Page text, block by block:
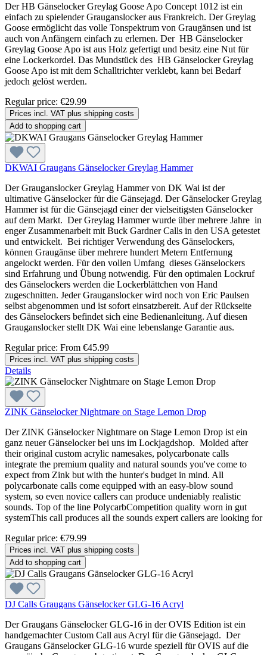
Der HB Gänselocker Greylag Goose Apo Concept 1012 ist ein
einfach zu spielender Grauganslocker aus Frankreich. Der Greylag
Goose ermöglicht das volle Tonspektrum von Graugänsen und ist
auch von Anfängern einfach zu erlernen. Der HB Gänselocker
Greylag Goose Apo ist aus Holz gefertigt und besitz eine Nut für
eine Lockerkordel. Das Mundstück des HB Gänselocker Greylag
Goose Apo ist mit dem Schalltrichter verklebt, kann bei Bedarf
jedoch gelöst werden.
Regular price: €29.99
Prices incl. VAT plus shipping costs
Add to shopping cart
DKWAI Graugans Gänselocker Greylag Hammer
Der Grauganslocker Greylag Hammer von DK Wai ist der
ultimative Gänselocker für die Gänsejagd. Der Gänselocker Greylag
Hammer ist für die Gänsejagd einer der vielseitigsten Gänselocker
auf dem Markt. Der Greylag Hammer wurde über mehrere Jahre in
enger Zusammenarbeit mit Buck Gardner Calls in den USA getestet
und entwickelt. Bei richtiger Verwendung des Gänselockers,
können Graugänse über mehrere hundert Metern Entfernung
angelockt werden. Für den vollen Umfang dieses Gänselockers
sind Erfahrung und Übung notwendig. Für den optimalen Lockruf
des Gänselockers werden die Lockerblättchen von Hand
zugeschnitten. Jeder Grauganslocker wird noch von Eric Paulsen
selbst abgenommen und ist sofort einsatzbereit. Auf der Rückseite
des Gänselockers befindet sich eine Bedienanleitung. Auf diesen
Grauganslocker stellt DK Wai eine lebenslange Garantie aus.
Regular price: From €45.99
Prices incl. VAT plus shipping costs
Details
ZINK Gänselocker Nightmare on Stage Lemon Drop
Der ZINK Gänselocker Nightmare on Stage Lemon Drop ist ein
ganz neuer Gänselocker bei uns im Lockjagdshop. Molded after
their original custom acrylic namesakes, polycarbonate calls
integrate the premium quality and natural sounds you've come to
expect from Zink but with the hunter's budget in mind. All
polycarbonate calls come equipped with an easy-blow sound
system, so even novice callers can produce undeniably realistic
sounds. Top of the line PolycarbCompetition quality worn in gut
systemThis call produces all the sounds expert callers are looking for
Regular price: €79.99
Prices incl. VAT plus shipping costs
Add to shopping cart
DJ Calls Graugans Gänselocker GLG-16 Acryl
Der Graugans Gänselocker GLG-16 in der OVIS Edition ist ein
handgemachter Custom Call aus Acryl für die Gänsejagd. Der
Graugans Gänselocker GLG-16 wurde speziell für OVIS auf die